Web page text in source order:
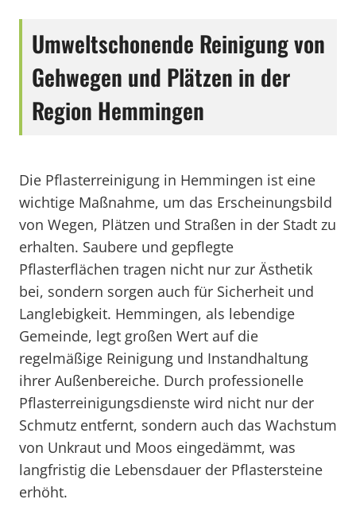
Umweltschonende Reinigung von
Gehwegen und Plätzen in der
Region Hemmingen
Die Pflasterreinigung in Hemmingen ist eine
wichtige Maßnahme, um das Erscheinungsbild
von Wegen, Plätzen und Straßen in der Stadt zu
erhalten. Saubere und gepflegte
Pflasterflächen tragen nicht nur zur Ästhetik
bei, sondern sorgen auch für Sicherheit und
Langlebigkeit. Hemmingen, als lebendige
Gemeinde, legt großen Wert auf die
regelmäßige Reinigung und Instandhaltung
ihrer Außenbereiche. Durch professionelle
Pflasterreinigungsdienste wird nicht nur der
Schmutz entfernt, sondern auch das Wachstum
von Unkraut und Moos eingedämmt, was
langfristig die Lebensdauer der Pflastersteine
erhöht.